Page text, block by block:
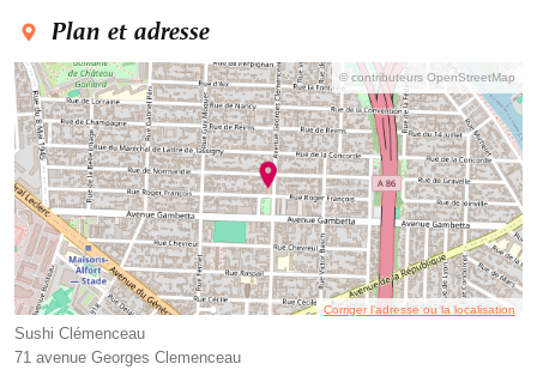
Plan et adresse
© contributeurs OpenStreetMap
Corriger l’adresse ou la localisation
Sushi Clémenceau
71 avenue Georges Clemenceau